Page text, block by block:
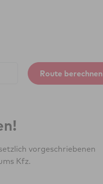
Route berechnen
vorgeschriebenen
Kfz.